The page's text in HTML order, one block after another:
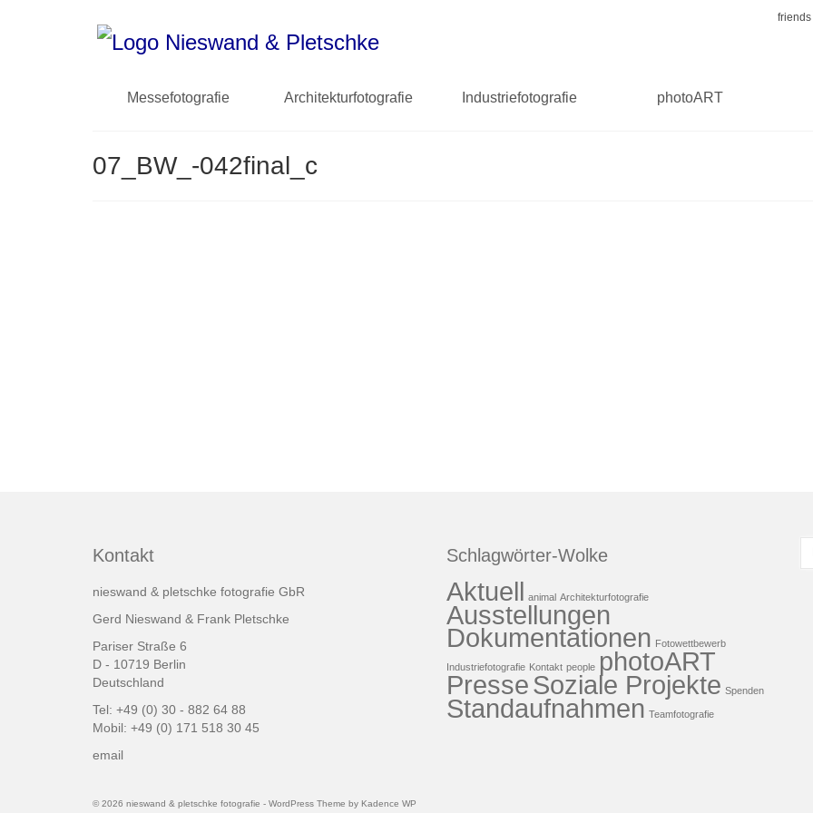
Messefotografie Architekturfotografie Industriefotografie photoART
07_BW_-042final_c
Kontakt
nieswand & pletschke fotografie GbR
Gerd Nieswand & Frank Pletschke
Pariser Straße 6
D - 10719 Berlin
Deutschland
Tel: +49 (0) 30 - 882 64 88
Mobil: +49 (0) 171 518 30 45
email
Schlagwörter-Wolke
Aktuell animal Architekturfotografie
Ausstellungen
Dokumentationen Fotowettbewerb
Industriefotografie Kontakt people photoART
PresseSoziale Projekte Spenden
Standaufnahmen Teamfotografie
© 2026 nieswand & pletschke fotografie - WordPress Theme by Kadence WP